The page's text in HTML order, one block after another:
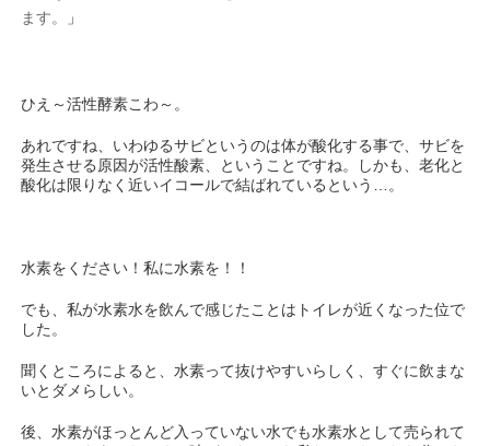
ます。
」
ひえ～活性酵素こわ～。
あれですね、いわゆるサビというのは体が酸化する事で、サビを
発生させる原因が活性酸素、ということですね。しかも、老化と
酸化は限りなく近いイコールで結ばれているという…。
水素をください！私に水素を！！
でも、私が水素水を飲んで感じたことはトイレが近くなった位で
した。
聞くところによると、水素って抜けやすいらしく、すぐに飲まな
いとダメらしい。
後、水素がほっとんど入っていない水でも水素水として売られて